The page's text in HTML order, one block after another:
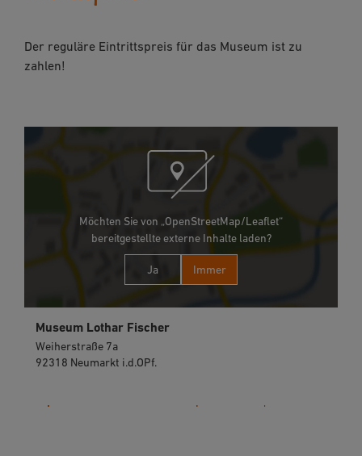
Der reguläre Eintrittspreis für das Museum ist zu
zahlen!
Möchten Sie von „OpenStreetMap/Leaflet“
bereitgestellte externe Inhalte laden?
Ja Immer
Museum Lothar Fischer
Weiherstraße 7a
92318 Neumarkt i.d.OPf.